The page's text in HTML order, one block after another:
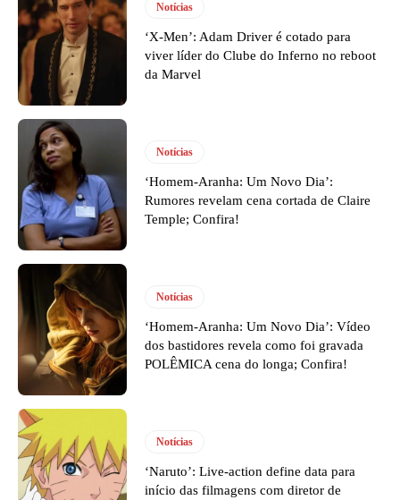
Notícias
‘X-Men’: Adam Driver é cotado para
viver líder do Clube do Inferno no reboot
da Marvel
Notícias
‘Homem-Aranha: Um Novo Dia’:
Rumores revelam cena cortada de Claire
Temple; Confira!
Notícias
‘Homem-Aranha: Um Novo Dia’: Vídeo
dos bastidores revela como foi gravada
POLÊMICA cena do longa; Confira!
Notícias
‘Naruto’: Live-action define data para
início das filmagens com diretor de